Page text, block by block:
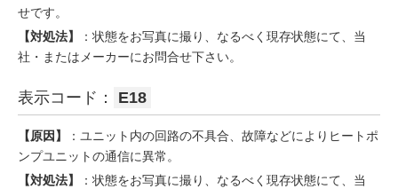
せです。
【対処法】
：状態をお写真に撮り、なるべく現存状態にて、当
社・またはメーカーにお問合せ下さい。
表示コード： E18
【原因】
：ユニット内の回路の不具合、故障などによりヒートポ
ンプユニットの通信に異常。
【対処法】
：状態をお写真に撮り、なるべく現存状態にて、当